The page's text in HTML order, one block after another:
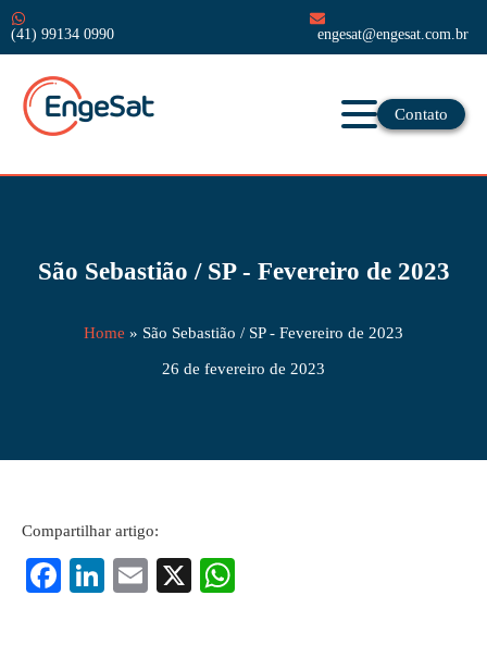
(41) 99134 0990 engesat@engesat.com.br
Contato
São Sebastião / SP - Fevereiro de 2023
Home » São Sebastião / SP - Fevereiro de 2023
26 de fevereiro de 2023
Compartilhar artigo:
Fa Li
E
X